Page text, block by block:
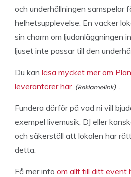
och underhållningen samspelar
helhetsupplevelse. En vacker
sin charm om ljudanläggningen
ljuset inte passar till den
Du kan läsa mycket mer om
leverantörer här
.
Fundera därför på vad ni vill
exempel livemusik, DJ eller
och säkerställ att lokalen har
detta.
Få mer info om allt till ditt event